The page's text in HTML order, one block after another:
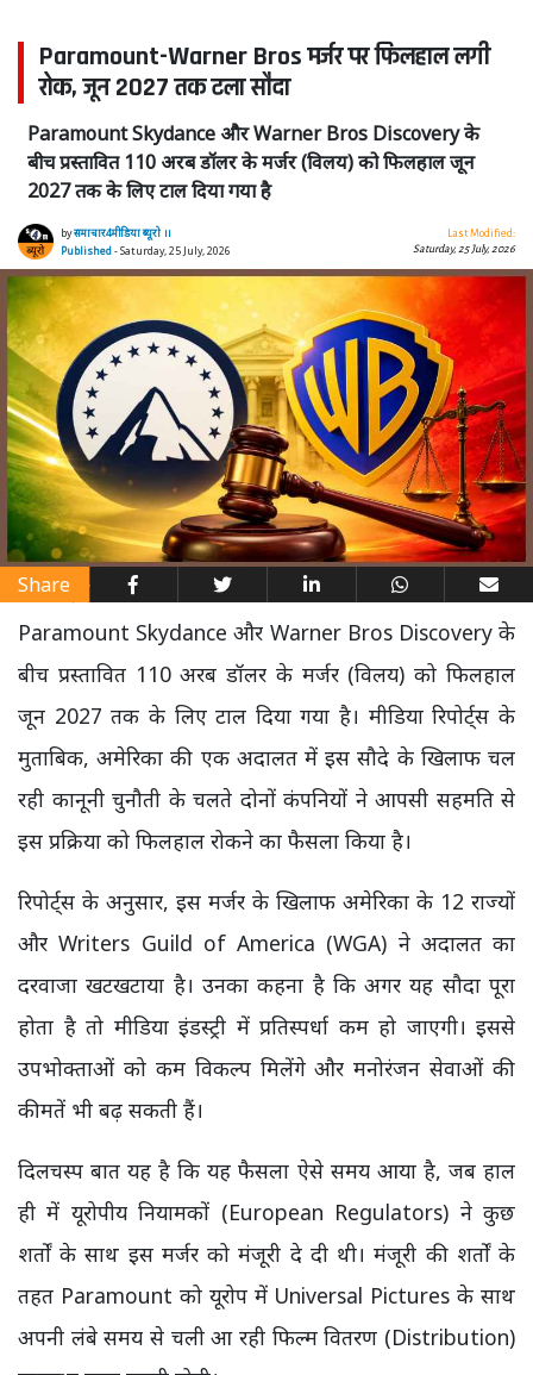
Paramount-Warner Bros मर्जर पर फिलहाल लगी
रोक, जून 2027 तक टला सौदा
Paramount Skydance और Warner Bros Discovery के
बीच प्रस्तावित 110 अरब डॉलर के मर्जर (विलय) को फिलहाल जून
2027 तक के लिए टाल दिया गया है
byसमाचार4मीडिया ब्यूरो ।।
Published- Saturday, 25 July, 2026
Last Modified:
Saturday, 25 July, 2026
Share
Paramount Skydance और Warner Bros Discovery के
बीच प्रस्तावित 110 अरब डॉलर के मर्जर (विलय) को फिलहाल
जून 2027 तक के लिए टाल दिया गया है। मीडिया रिपोर्ट्स के
मुताबिक, अमेरिका की एक अदालत में इस सौदे के खिलाफ चल
रही कानूनी चुनौती के चलते दोनों कंपनियों ने आपसी सहमति से
इस प्रक्रिया को फिलहाल रोकने का फैसला किया है।
रिपोर्ट्स के अनुसार, इस मर्जर के खिलाफ अमेरिका के 12 राज्यों
और Writers Guild of America (WGA) ने अदालत का
दरवाजा खटखटाया है। उनका कहना है कि अगर यह सौदा पूरा
होता है तो मीडिया इंडस्ट्री में प्रतिस्पर्धा कम हो जाएगी। इससे
उपभोक्ताओं को कम विकल्प मिलेंगे और मनोरंजन सेवाओं की
कीमतें भी बढ़ सकती हैं।
दिलचस्प बात यह है कि यह फैसला ऐसे समय आया है, जब हाल
ही में यूरोपीय नियामकों (European Regulators) ने कुछ
शर्तों के साथ इस मर्जर को मंजूरी दे दी थी। मंजूरी की शर्तों के
तहत Paramount को यूरोप में Universal Pictures के साथ
अपनी लंबे समय से चली आ रही फिल्म वितरण (Distribution)